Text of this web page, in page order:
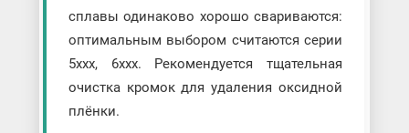
сплавы одинаково хорошо свариваются:
оптимальным выбором считаются серии
5ххх, 6ххх. Рекомендуется тщательная
очистка кромок для удаления оксидной
плёнки.